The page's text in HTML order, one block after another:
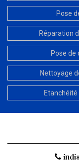
Pose
Réparation
Pose de
Nettoyage